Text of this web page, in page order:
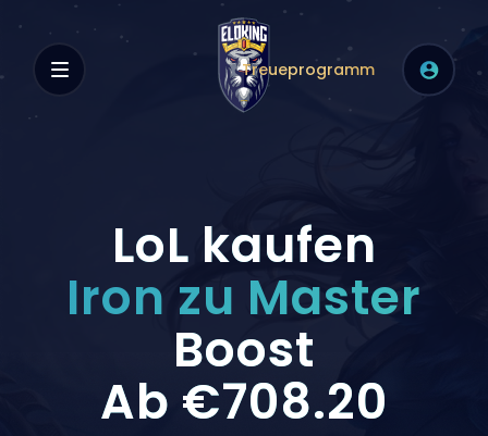
Treueprogramm
LoL kaufen
Iron zu Master
Boost
Ab €708.20